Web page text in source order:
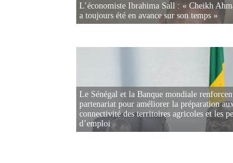
L’économiste Ibrahima Sall : « Cheikh
a toujours été en avance sur son temps »
Le Sénégal et la Banque mondiale
partenariat pour améliorer la préparation
connectivité des territoires agricoles et les
d’emploi